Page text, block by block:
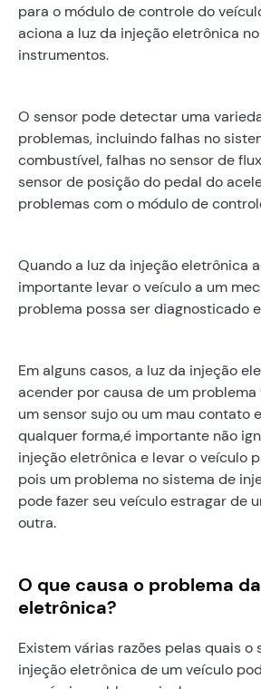
para o módulo de controle do
aciona a luz da injeção eletrônica
instrumentos.
O sensor pode detectar uma
problemas, incluindo falhas no
combustível, falhas no sensor de
sensor de posição do pedal do
problemas com o módulo de
Quando a luz da injeção eletrônica
importante levar o veículo a um
problema possa ser diagnosticado
Em alguns casos, a luz da injeção
acender por causa de um
um sensor sujo ou um mau contato
qualquer forma,é importante não
injeção eletrônica e levar o veículo
pois um problema no sistema de
pode fazer seu veículo estragar de
outra.
O que causa o problema
eletrônica?
Existem várias razões pelas quais o
injeção eletrônica de um veículo